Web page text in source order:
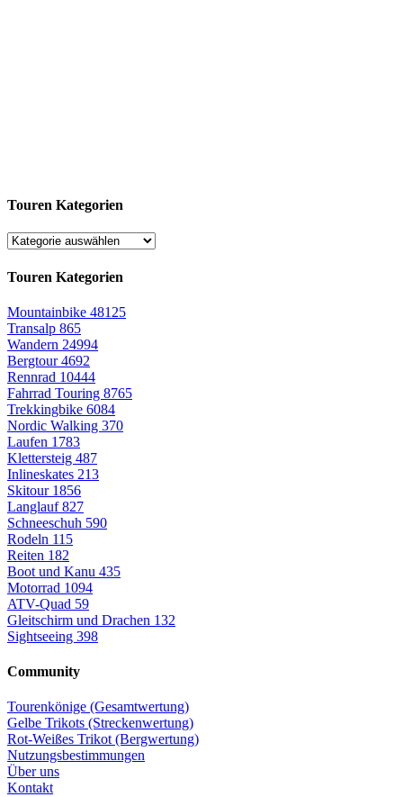
Touren Kategorien
Touren Kategorien
Mountainbike 48125
Transalp 865
Wandern 24994
Bergtour4692
Rennrad 10444
Fahrrad Touring 8765
Trekkingbike 6084
Nordic Walking 370
Laufen 1783
Klettersteig 487
Inlineskates 213
Skitour 1856
Langlauf827
Schneeschuh 590
Rodeln 115
Reiten 182
Boot und Kanu 435
Motorrad 1094
ATV-Quad 59
Gleitschirm und Drachen 132
Sightseeing 398
Community
Tourenkönige (Gesamtwertung)
Gelbe Trikots (Streckenwertung)
Rot-Weißes Trikot (Bergwertung)
Nutzungsbestimmungen
Über uns
Kontakt